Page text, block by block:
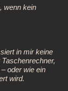
wenn kein
in mir keine
oder wie ein
wird.